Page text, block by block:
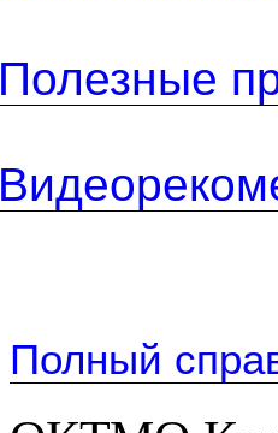
Полезные
Полный